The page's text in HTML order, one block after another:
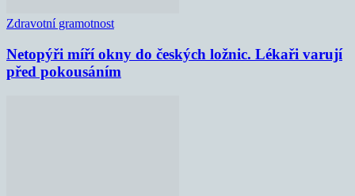
Zdravotní gramotnost
Netopýři míří okny do českých ložnic. Lékaři varují
před pokousáním